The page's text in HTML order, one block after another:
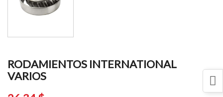
RODAMIENTOS INTERNATIONAL
VARIOS